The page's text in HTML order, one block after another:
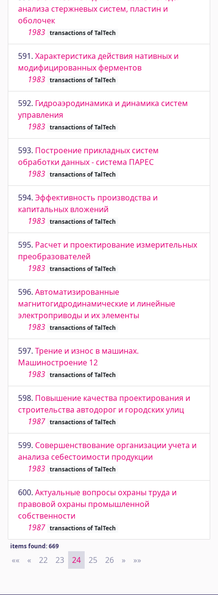
анализа стержневых систем, пластин и
оболочек
1983 transactions of TalTech
591. Характеристика действия нативных и
модифицированных ферментов
1983 transactions of TalTech
592. Гидроаэродинамика и динамика систем
управления
1983 transactions of TalTech
593. Построение прикладных систем
обработки данных - система ПАРЕС
1983 transactions of TalTech
594. Эффективность производства и
капитальных вложений
1983 transactions of TalTech
595. Расчет и проектирование измерительных
преобразователей
1983 transactions of TalTech
596. Автоматизированные
магнитогидродинамические и линейные
электроприводы и их элементы
1983 transactions of TalTech
597. Трение и износ в машинах.
Машиностроение 12
1983 transactions of TalTech
598. Повышение качества проектирования и
строительства автодорог и городских улиц
1987 transactions of TalTech
599. Совершенствование организации учета и
анализа себестоимости продукции
1983 transactions of TalTech
600. Актуальные вопросы охраны труда и
правовой охраны промышленной
собственности
1987 transactions of TalTech
items found: 669
«« First
« Previous
22 23 24 25 26 » Next
»»